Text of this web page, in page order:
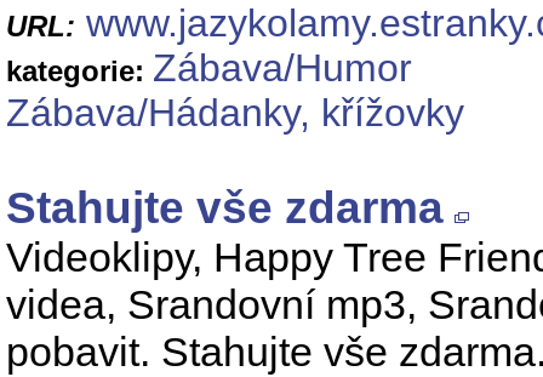
URL:
kategorie: Zábava/Humor
Zábava/Hádanky, křížovky
Stahujte vše zdarma
Videoklipy, Happy Tree
videa, Srandovní mp3,
pobavit. Stahujte vše